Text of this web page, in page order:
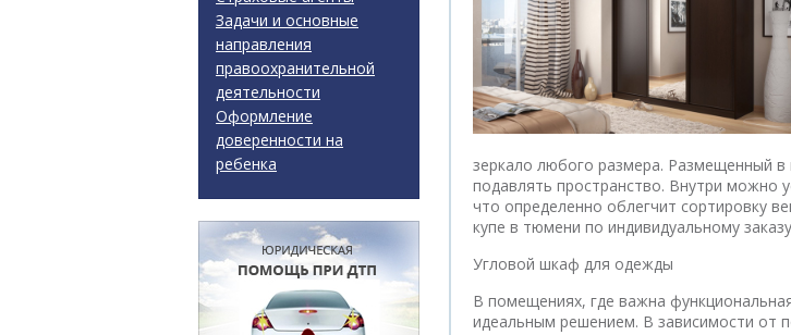
зеркало любого размера. Размещенный
подавлять пространство. Внутри можно
что определенно облегчит сортировку
купе в тюмени по индивидуальному
Угловой шкаф для одежды
В помещениях, где важна
идеальным решением. В зависимости от
Задачи и основные
направления
правоохранительной
деятельности
Оформление
доверенности на
ребенка